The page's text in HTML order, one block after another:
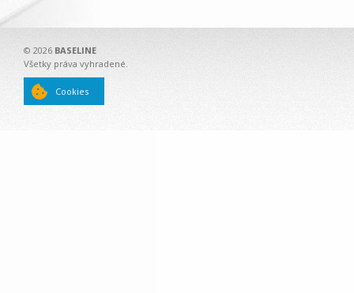
© 2026 BASELINE
Všetky práva vyhradené.
Cookies